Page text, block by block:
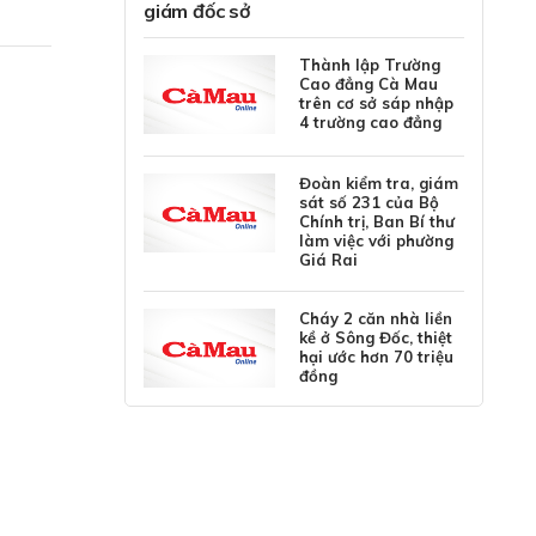
giám đốc sở
Thành lập Trường
Cao đẳng Cà Mau
trên cơ sở sáp nhập
4 trường cao đẳng
Đoàn kiểm tra, giám
sát số 231 của Bộ
Chính trị, Ban Bí thư
làm việc với phường
Giá Rai
Cháy 2 căn nhà liền
kề ở Sông Đốc, thiệt
hại ước hơn 70 triệu
đồng